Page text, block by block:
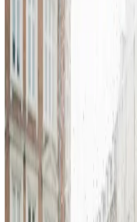
I Varde leverer vi ventilation
ende til anden:
montering af store anlæg og
dokumenterede luftmængder.